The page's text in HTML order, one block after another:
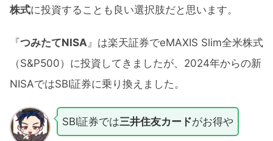
株式に投資することも良い選択肢だと思います。
『つみたてNISA』は楽天証券でeMAXIS Slim全米株式
（S&P500）に投資してきましたが、2024年からの新
NISAではSBI証券に乗り換えました。
SBI証券では三井住友カードがお得や